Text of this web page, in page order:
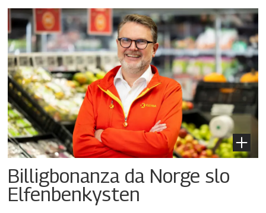
Billigbonanza da Norge slo
Elfenbenkysten